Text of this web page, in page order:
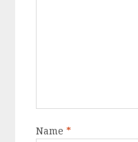
Name*